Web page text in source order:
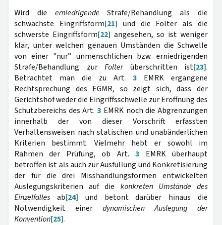
Wird die erniedrigende Strafe/Behandlung als die
schwächste Eingriffsform[21] und die Folter als die
schwerste Eingriffsform[22] angesehen, so ist weniger
klar, unter welchen genauen Umständen die Schwelle
von einer "nur” unmenschlichen bzw. erniedrigenden
Strafe/Behandlung zur Folter überschritten ist[23].
Betrachtet man die zu Art. 3 EMRK ergangene
Rechtsprechung des EGMR, so zeigt sich, dass der
Gerichtshof weder die Eingriffsschwelle zur Eröffnung des
Schutzbereichs des Art.3 EMRK noch die Abgrenzungen
innerhalb der von dieser Vorschrift erfassten
Verhaltensweisen nach statischen und unabänderlichen
Kriterien bestimmt. Vielmehr hebt er sowohl im
Rahmen der Prüfung, ob Art.3 EMRK überhaupt
betroffen ist als auch zur Ausfüllung und Konkretisierung
der für die drei Misshandlungsformen entwickelten
Auslegungskriterien auf die konkreten Umstände des
Einzelfalles ab[24] und betont darüber hinaus die
Notwendigkeit einer dynamischen Auslegung der
Konvention[25].